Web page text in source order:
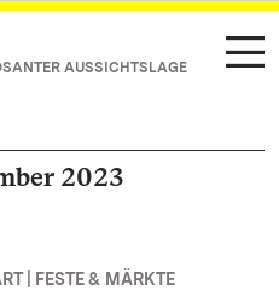
AUSSICHTSLAGE
2023
| FESTE & MÄRKTE